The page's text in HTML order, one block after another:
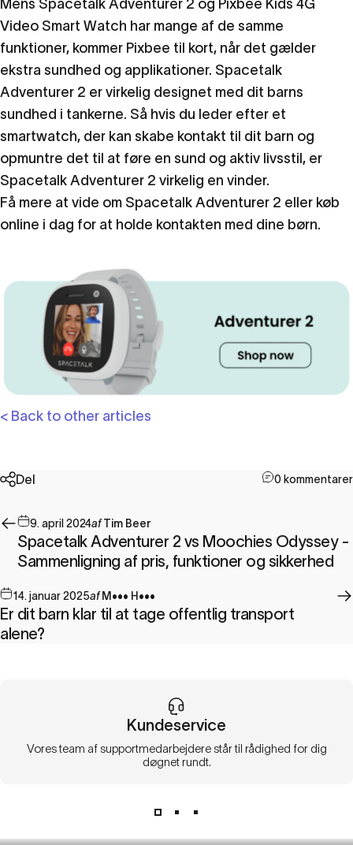
Mens Spacetalk Adventurer 2 og Pixbee Kids 4G
Video Smart Watch har mange af de samme
funktioner, kommer Pixbee til kort, når det gælder
ekstra sundhed og applikationer. Spacetalk
Adventurer 2 er virkelig designet med dit barns
sundhed i tankerne. Så hvis du leder efter et
smartwatch, der kan skabe kontakt til dit barn og
opmuntre det til at føre en sund og aktiv livsstil, er
Spacetalk Adventurer 2 virkelig en vinder.
Få mere at vide om Spacetalk Adventurer 2 eller køb
online i dag for at holde kontakten med dine børn.
< Back to other articles
Del 0 kommentarer
9. april 2024afTim Beer
Spacetalk Adventurer 2 vs Moochies Odyssey -
Sammenligning af pris, funktioner og sikkerhed
14. januar 2025afM••• H•••
Er dit barn klar til at tage offentlig transport
alene?
Kundeservice
Vores team af supportmedarbejdere står til rådighed for dig
døgnet rundt.